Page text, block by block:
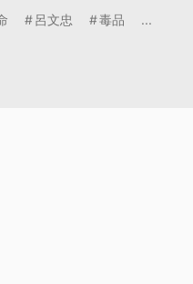
呂文忠 毒品 ...